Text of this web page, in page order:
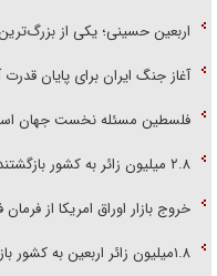
اربعین حسینی؛ یکی از
آغاز جنگ ایران برای پایان قدرت
فلسطین مسئله نخست جهان
۲.۸ میلیون زائر به کشور بازگشتند
خروج بازار اوراق امریکا از فرمان
۱.۸میلیون زائر اربعین به کشور بازگشتند